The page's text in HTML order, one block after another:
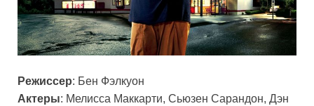
Режиссер: Бен Фэлкуон
Актеры: Мелисса Маккарти, Сьюзен Сарандон, Дэн